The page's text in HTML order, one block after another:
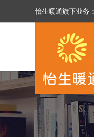
怡生暖通旗下业务：